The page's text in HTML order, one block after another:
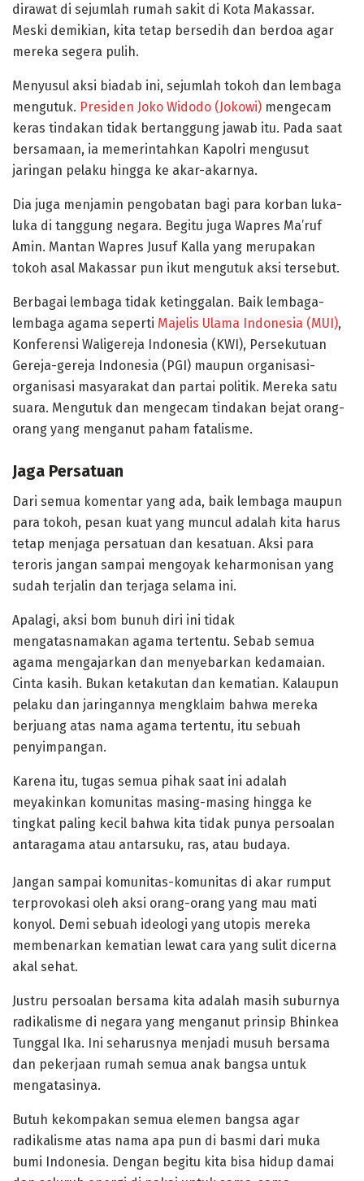
dirawat di sejumlah rumah sakit di Kota Makassar.
Meski demikian, kita tetap bersedih dan berdoa agar
mereka segera pulih.
Menyusul aksi biadab ini, sejumlah tokoh dan lembaga
mengutuk. Presiden Joko Widodo (Jokowi) mengecam
keras tindakan tidak bertanggung jawab itu. Pada saat
bersamaan, ia memerintahkan Kapolri mengusut
jaringan pelaku hingga ke akar-akarnya.
Dia juga menjamin pengobatan bagi para korban luka-
luka di tanggung negara. Begitu juga Wapres Ma’ruf
Amin. Mantan Wapres Jusuf Kalla yang merupakan
tokoh asal Makassar pun ikut mengutuk aksi tersebut.
Berbagai lembaga tidak ketinggalan. Baik lembaga-
lembaga agama seperti Majelis Ulama Indonesia (MUI),
Konferensi Waligereja Indonesia (KWI), Persekutuan
Gereja-gereja Indonesia (PGI) maupun organisasi-
organisasi masyarakat dan partai politik. Mereka satu
suara. Mengutuk dan mengecam tindakan bejat orang-
orang yang menganut paham fatalisme.
Jaga Persatuan
Dari semua komentar yang ada, baik lembaga maupun
para tokoh, pesan kuat yang muncul adalah kita harus
tetap menjaga persatuan dan kesatuan. Aksi para
teroris jangan sampai mengoyak keharmonisan yang
sudah terjalin dan terjaga selama ini.
Apalagi, aksi bom bunuh diri ini tidak
mengatasnamakan agama tertentu. Sebab semua
agama mengajarkan dan menyebarkan kedamaian.
Cinta kasih. Bukan ketakutan dan kematian. Kalaupun
pelaku dan jaringannya mengklaim bahwa mereka
berjuang atas nama agama tertentu, itu sebuah
penyimpangan.
Karena itu, tugas semua pihak saat ini adalah
meyakinkan komunitas masing-masing hingga ke
tingkat paling kecil bahwa kita tidak punya persoalan
antaragama atau antarsuku, ras, atau budaya.
Jangan sampai komunitas-komunitas di akar rumput
terprovokasi oleh aksi orang-orang yang mau mati
konyol. Demi sebuah ideologi yang utopis mereka
membenarkan kematian lewat cara yang sulit dicerna
akal sehat.
Justru persoalan bersama kita adalah masih suburnya
radikalisme di negara yang menganut prinsip Bhinkea
Tunggal Ika. Ini seharusnya menjadi musuh bersama
dan pekerjaan rumah semua anak bangsa untuk
mengatasinya.
Butuh kekompakan semua elemen bangsa agar
radikalisme atas nama apa pun di basmi dari muka
bumi Indonesia. Dengan begitu kita bisa hidup damai